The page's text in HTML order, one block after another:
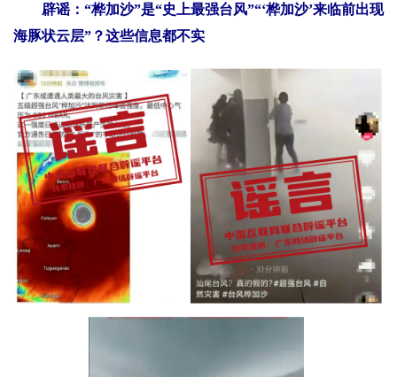
辟谣：“桦加沙”是“史上最强台风”“‘桦加沙’来临前出现
海豚状云层”？这些信息都不实